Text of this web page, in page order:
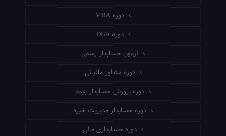
دوره MBA
دوره DBA
آزمون حسابدار رسمی
دوره مشاور مالیاتی
دوره پرورش حسابدار بیمه
دوره حسابدار مدیریت خبره
دوره حسابداری مالی